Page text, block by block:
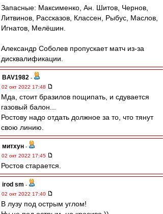
Запасные: Максименко, Ан. Шитов, Чернов,
Литвинов, Рассказов, Классен, Рыбус, Маслов,
Игнатов, Мелёшин.
Александр Соболев пропускает матч из-за
дисквалификации.
BAV1982 -
02 окт 2022 17:48
Мда, стоит бразилов пощипать, и сдувается
газовый балон...
Ростову надо отдать должное за то, что тянут
свою линию.
митхун -
02 окт 2022 17:45
Ростов старается.
irod sm -
02 окт 2022 17:40
В лузу под острым углом!